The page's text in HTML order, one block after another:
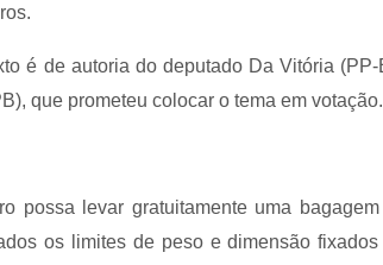
é de autoria do deputado Da Vitória
que prometeu colocar o tema em votação.
possa levar gratuitamente uma
os limites de peso e dimensão